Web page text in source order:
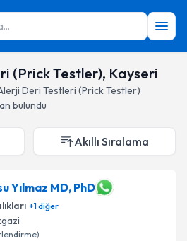
(Prick Testler), Kayseri
Deri Testleri (Prick Testler)
bulundu
Akıllı Sıralama
Yılmaz MD, PhD
+1diğer